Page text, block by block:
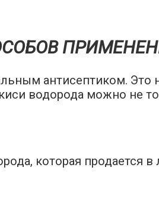
антисептиком.
водорода можно не
которая продается в